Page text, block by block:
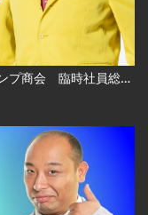
【アーカイブ】ブギウギ専務「(有)上杉ポンプ商会 臨時社員総会」